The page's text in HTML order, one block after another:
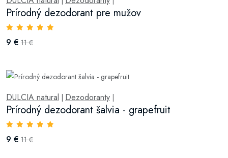
Prírodný dezodorant pre mužov
9 € 11 €
DULCIA natural Dezodoranty
Prírodný dezodorant šalvia - grapefruit
9 € 11 €